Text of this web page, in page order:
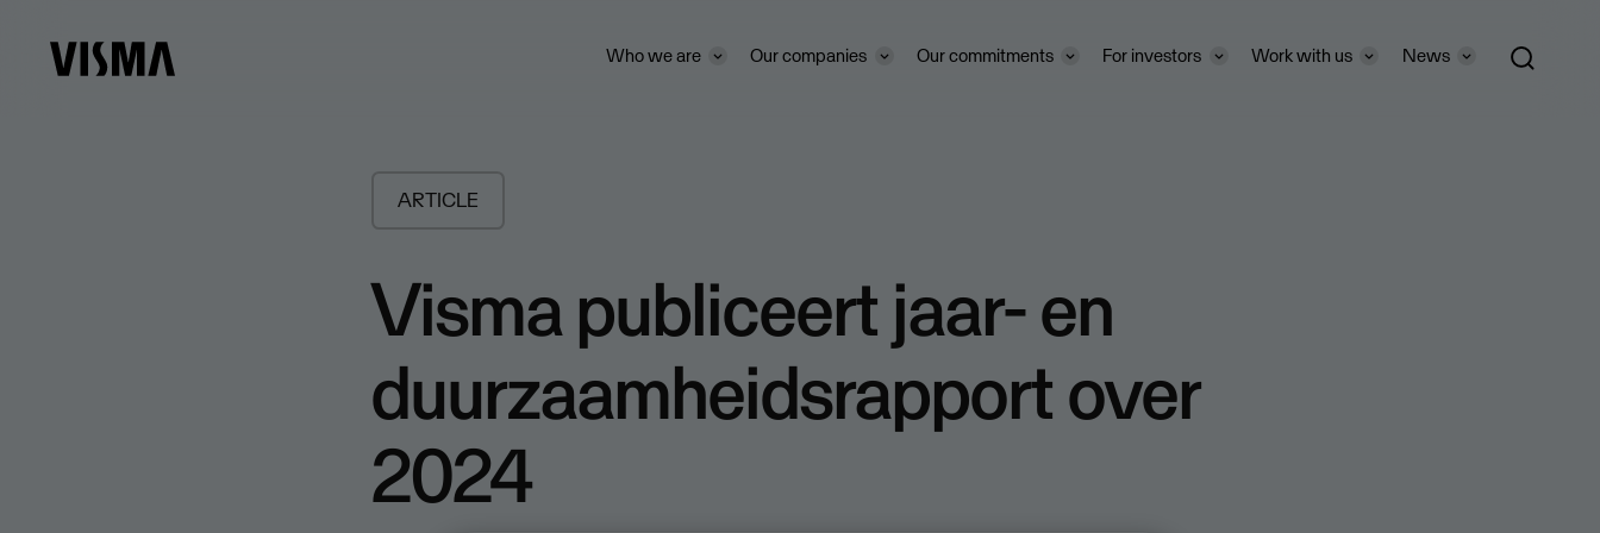
Who we are Our companies Our commitments For investors Work with us News
ARTICLE
Visma publiceert jaar- en
duurzaamheidsrapport over
2024